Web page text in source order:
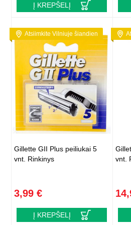
Į KREPŠELĮ
Atsiimkite Vilniuje šiandien
Gillette GII Plus peiliukai 5
vnt. Rinkinys
3,99 €
Į KREPŠELĮ
vnt.